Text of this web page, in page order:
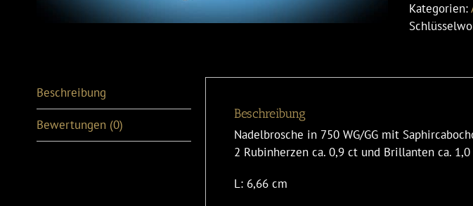
Kategorien:
Beschreibung
Bewertungen (0)
Beschreibung
Nadelbrosche in 750 WG/GG mit
2 Rubinherzen ca. 0,9 ct und Brillanten ca.
L: 6,66 cm